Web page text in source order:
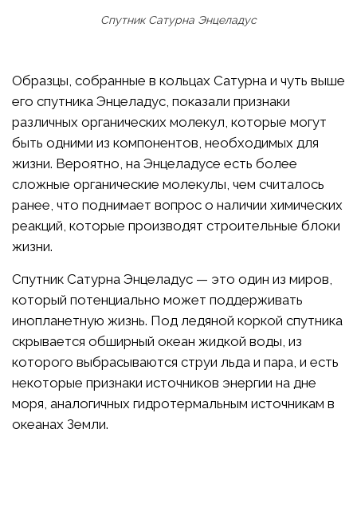
Спутник Сатурна Энцеладус
Образцы, собранные в кольцах Сатурна и чуть выше
его спутника Энцеладус, показали признаки
различных органических молекул, которые могут
быть одними из компонентов, необходимых для
жизни. Вероятно, на Энцеладусе есть более
сложные органические молекулы, чем считалось
ранее, что поднимает вопрос о наличии химических
реакций, которые производят строительные блоки
жизни.
Спутник Сатурна Энцеладус — это один из миров,
который потенциально может поддерживать
инопланетную жизнь. Под ледяной коркой спутника
скрывается обширный океан жидкой воды, из
которого выбрасываются струи льда и пара, и есть
некоторые признаки источников энергии на дне
моря, аналогичных гидротермальным источникам в
океанах Земли.